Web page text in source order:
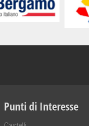
Punti di Interesse